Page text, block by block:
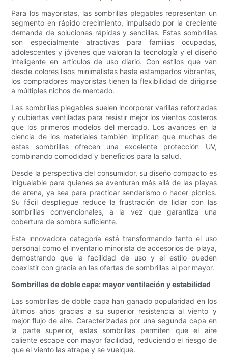
Para los mayoristas, las sombrillas plegables representan un
segmento en rápido crecimiento, impulsado por la creciente
demanda de soluciones rápidas y sencillas. Estas sombrillas
son especialmente atractivas para familias ocupadas,
adolescentes y jóvenes que valoran la tecnología y el diseño
inteligente en artículos de uso diario. Con estilos que van
desde colores lisos minimalistas hasta estampados vibrantes,
los compradores mayoristas tienen la flexibilidad de dirigirse
a múltiples nichos de mercado.
Las sombrillas plegables suelen incorporar varillas reforzadas
y cubiertas ventiladas para resistir mejor los vientos costeros
que los primeros modelos del mercado. Los avances en la
ciencia de los materiales también implican que muchas de
estas sombrillas ofrecen una excelente protección UV,
combinando comodidad y beneficios para la salud.
Desde la perspectiva del consumidor, su diseño compacto es
inigualable para quienes se aventuran más allá de las playas
de arena, ya sea para practicar senderismo o hacer picnics.
Su fácil despliegue reduce la frustración de lidiar con las
sombrillas convencionales, a la vez que garantiza una
cobertura de sombra suficiente.
Esta innovadora categoría está transformando tanto el uso
personal como el inventario minorista de accesorios de playa,
demostrando que la facilidad de uso y el estilo pueden
coexistir con gracia en las ofertas de sombrillas al por mayor.
Sombrillas de doble capa: mayor ventilación y estabilidad
Las sombrillas de doble capa han ganado popularidad en los
últimos años gracias a su superior resistencia al viento y
mejor flujo de aire. Caracterizadas por una segunda capa en
la parte superior, estas sombrillas permiten que el aire
caliente escape con mayor facilidad, reduciendo el riesgo de
que el viento las atrape y se vuelque.